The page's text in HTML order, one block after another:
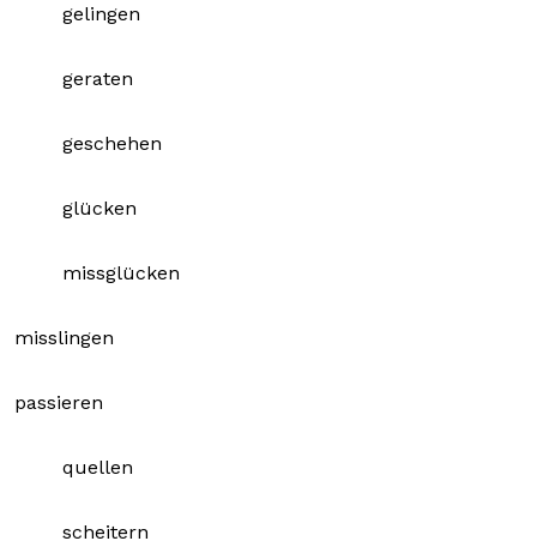
gelingen
geraten
geschehen
glücken
missglücken
misslingen
passieren
quellen
scheitern